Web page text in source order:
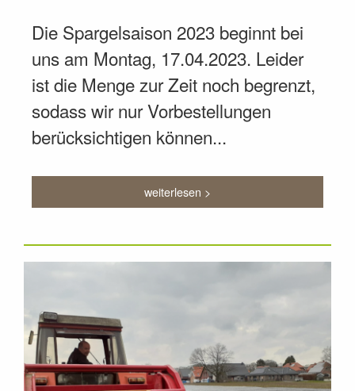
Die Spargelsaison 2023 beginnt bei
uns am Montag, 17.04.2023. Leider
ist die Menge zur Zeit noch begrenzt,
sodass wir nur Vorbestellungen
berücksichtigen können...
weiterlesen >